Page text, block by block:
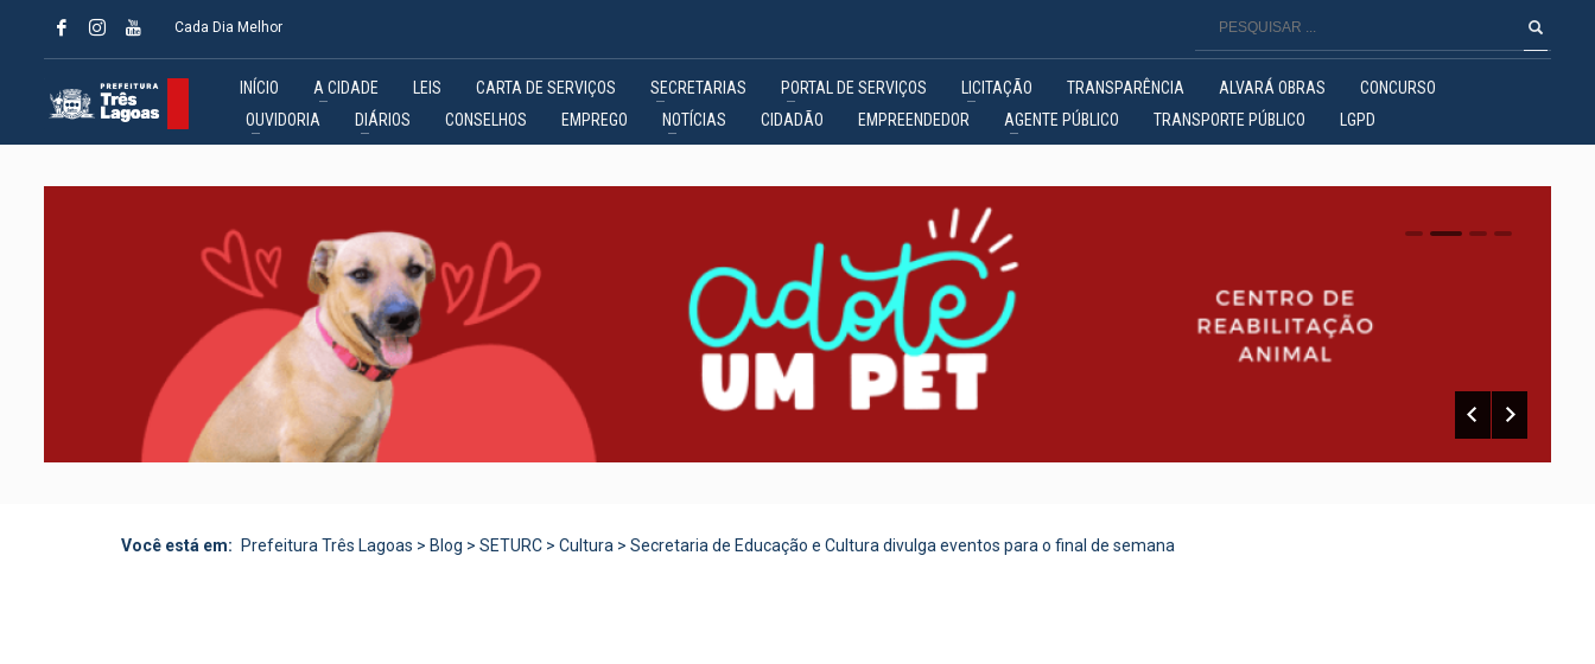
Cada Dia Melhor
INÍCIO A CIDADE LEIS CARTA DE SERVIÇOS SECRETARIAS PORTAL DE SERVIÇOS LICITAÇÃO TRANSPARÊNCIA ALVARÁ OBRAS
CONCURSO
OUVIDORIA
DIÁRIOS CONSELHOS EMPREGO NOTÍCIAS CIDADÃO EMPREENDEDOR AGENTE PÚBLICO TRANSPORTE PÚBLICO LGPD
0 1 2
Você está em: Prefeitura Três Lagoas > Blog > SETURC > Cultura > Secretaria de Educação e Cultura divulga eventos para o final de semana